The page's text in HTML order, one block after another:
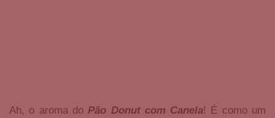
Ah, o aroma doPão Donut com Canela! É como um